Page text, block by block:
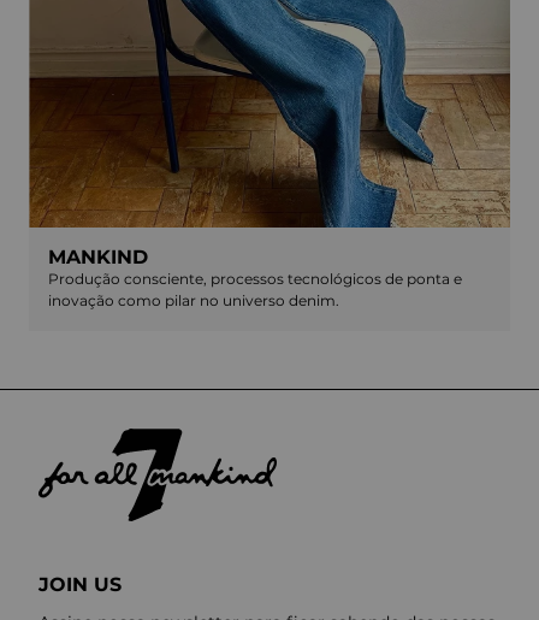
MANKIND
Produção consciente, processos tecnológicos de ponta e
inovação como pilar no universo denim.
JOIN US